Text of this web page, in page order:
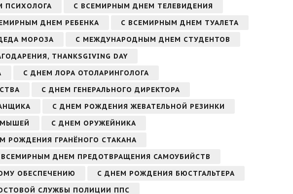
ПСИХОЛОГА
С ВСЕМИРНЫМ ДНЕМ ТЕЛЕВИДЕНИЯ
ДНЕМ РЕБЕНКА
С ВСЕМИРНЫМ ДНЕМ ТУАЛЕТА
МОРОЗА
С МЕЖДУНАРОДНЫМ ДНЕМ СТУДЕНТОВ
THANKSGIVING DAY
С ДНЕМ ЛОРА ОТОЛАРИНГОЛОГА
С ДНЕМ ГЕНЕРАЛЬНОГО ДИРЕКТОРА
С ДНЕМ РОЖДЕНИЯ ЖЕВАТЕЛЬНОЙ РЕЗИНКИ
С ДНЕМ ОРУЖЕЙНИКА
РОЖДЕНИЯ ГРАНЁНОГО СТАКАНА
ВСЕМИРНЫМ ДНЕМ ПРЕДОТВРАЩЕНИЯ САМОУБИЙСТВ
ОБЕСПЕЧЕНИЮ
С ДНЕМ РОЖДЕНИЯ БЮСТГАЛЬТЕРА
СЛУЖБЫ ПОЛИЦИИ ППС